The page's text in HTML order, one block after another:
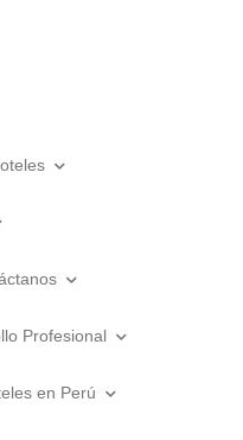
Profesional
en Perú